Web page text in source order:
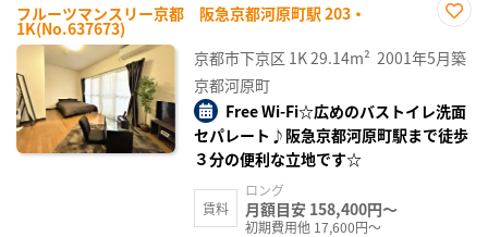
フルーツマンスリー京都 阪急京都河原町駅 203・
1K(No.637673)
に入
り登
京都市下京区 1K29.14m² 2001年5月築
京都河原町
Free Wi-Fi☆広めのバストイレ洗面
セパレート♪阪急京都河原町駅まで徒歩
３分の便利な立地です☆
賃料
ロング
月額目安 158,400円～
初期費用他 17,600円～